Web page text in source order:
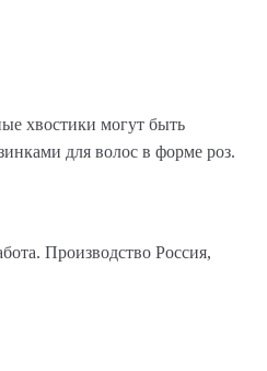
хвостики могут быть
для волос в форме роз.
Производство Россия,